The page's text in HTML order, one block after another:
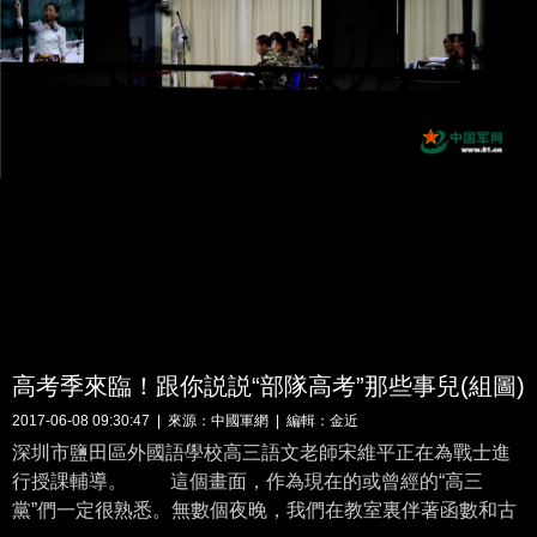
高考季來臨！跟你説説“部隊高考”那些事兒(組圖)
2017-06-08 09:30:47 | 來源： 中國軍網 | 編輯：金近
深圳市鹽田區外國語學校高三語文老師宋維平正在為戰士進
行授課輔導。 這個畫面，作為現在的或曾經的“高三
黨”們一定很熟悉。無數個夜晚，我們在教室裏伴著函數和古